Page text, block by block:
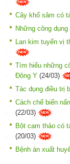
Cây khổ sâm có
Những công
Lan kim tuyến vị
Tìm hiểu những
Đông Y (24/03)
Tác dụng điều trị
Cách chế biến
(22/03)
Bột cam thảo có
(20/03)
Bệnh án xuất